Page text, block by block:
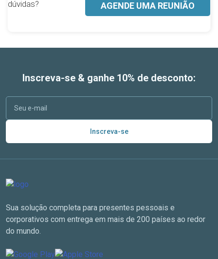
AGENDE UMA REUNIÃO
Inscreva-se & ganhe 10% de desconto:
Inscreva-se
Sua solução completa para presentes pessoais e
corporativos com entrega em mais de 200 países ao redor
do mundo.